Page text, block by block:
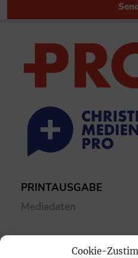
Cookie-
PRINTAUSGABE
Mediadaten